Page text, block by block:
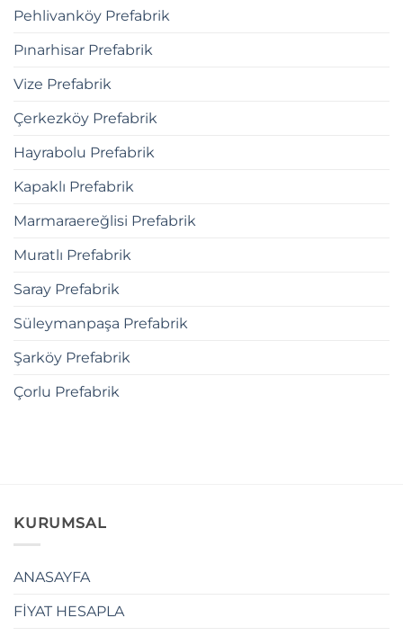
Pehlivanköy Prefabrik
Pınarhisar Prefabrik
Vize Prefabrik
Çerkezköy Prefabrik
Hayrabolu Prefabrik
Kapaklı Prefabrik
Marmaraereğlisi Prefabrik
Muratlı Prefabrik
Saray Prefabrik
Süleymanpaşa Prefabrik
Şarköy Prefabrik
Çorlu Prefabrik
KURUMSAL
ANASAYFA
FİYAT HESAPLA